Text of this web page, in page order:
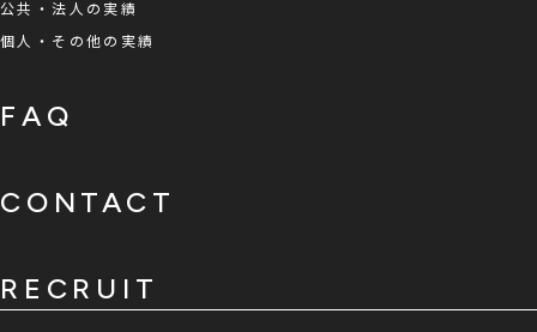
公共・法人の実績
個人・その他の実績
FAQ
CONTACT
RECRUIT